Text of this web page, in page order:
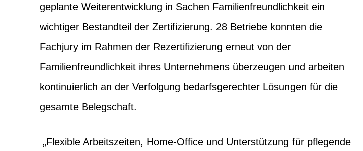
geplante Weiterentwicklung in Sachen Familienfreundlichkeit ein
wichtiger Bestandteil der Zertifizierung. 28 Betriebe konnten die
Fachjury im Rahmen der Rezertifizierung erneut von der
Familienfreundlichkeit ihres Unternehmens überzeugen und arbeiten
kontinuierlich an der Verfolgung bedarfsgerechter Lösungen für die
gesamte Belegschaft.
„Flexible Arbeitszeiten, Home-Office und Unterstützung für pflegende